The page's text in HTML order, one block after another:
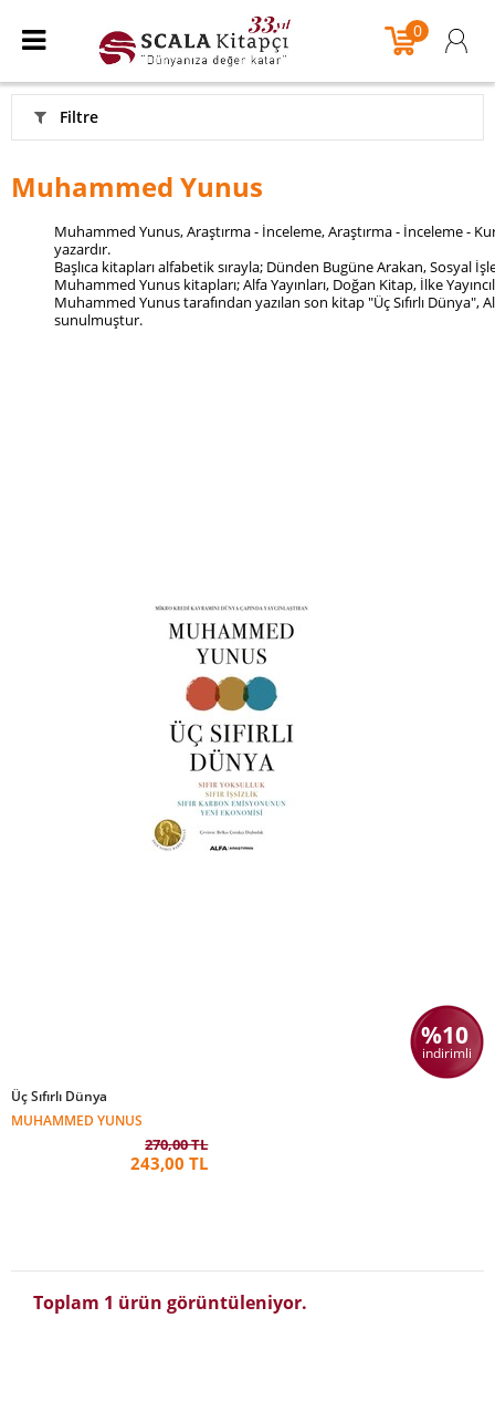
0
Filtre
Muhammed Yunus
Muhammed Yunus, Araştırma - İnceleme, Araştırma - İnceleme -
yazardır.
Başlıca kitapları alfabetik sırayla; Dünden Bugüne Arakan, Sosyal
Muhammed Yunus kitapları; Alfa Yayınları, Doğan Kitap, İlke
Muhammed Yunus tarafından yazılan son kitap "Üç Sıfırlı Dünya",
sunulmuştur.
%10
indirimli
Üç Sıfırlı Dünya
MUHAMMED YUNUS
270,00 TL
243,00 TL
Toplam 1 ürün görüntüleniyor.